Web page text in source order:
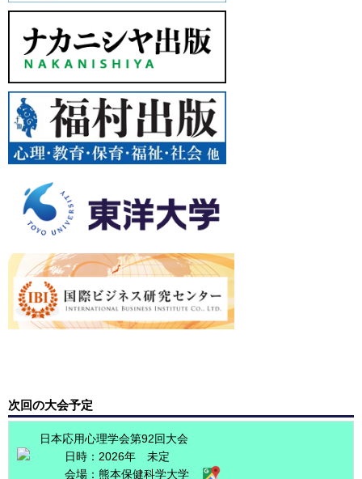
次回の大会予定
日本応用心理学会第92回大会
日時：2026年 未定
会場： 熊本保健科学大学